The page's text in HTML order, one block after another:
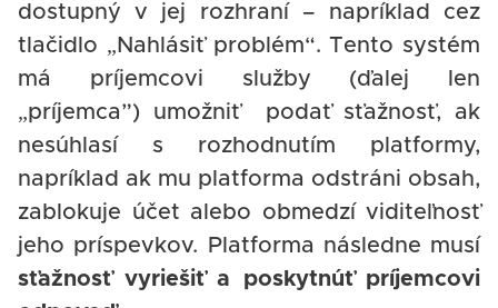
dostupný v jej rozhraní – napríklad cez
tlačidlo „Nahlásiť problém“. Tento systém
má príjemcovi služby (ďalej len
„príjemca”) umožniť podať sťažnosť, ak
nesúhlasí s rozhodnutím platformy,
napríklad ak mu platforma odstráni obsah,
zablokuje účet alebo obmedzí viditeľnosť
jeho príspevkov. Platforma následne musí
sťažnosť vyriešiť a poskytnúť príjemcovi